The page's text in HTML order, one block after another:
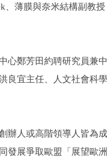
、薄膜與奈米結構副教授
心鄭芳田約聘研究員兼
良宜主任、人文社會科
人或高階領導人皆為
發展爭取歐盟「展望歐